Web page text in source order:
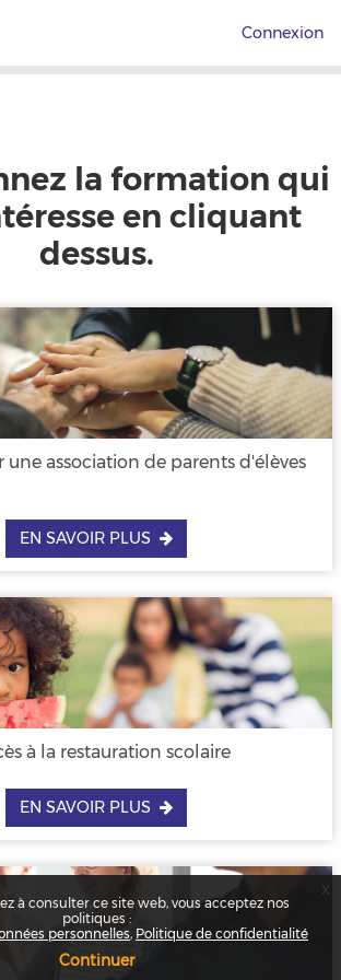
Connexion
la formation qui
en cliquant
dessus.
une association de parents d'élèves
EN SAVOIR PLUS
à la restauration scolaire
EN SAVOIR PLUS
à consulter ce site web, vous acceptez nos
politiques :
personnelles Politique de confidentialité
Continuer
x